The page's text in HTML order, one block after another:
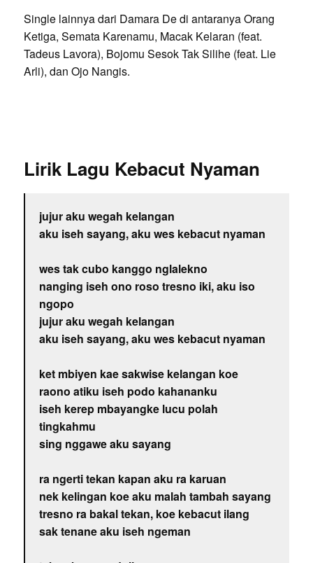
Single lainnya dari Damara De di antaranya Orang
Ketiga, Semata Karenamu, Macak Kelaran (feat.
Tadeus Lavora), Bojomu Sesok Tak Silihe (feat. Lie
Arli), dan Ojo Nangis.
Lirik Lagu Kebacut Nyaman
jujur aku wegah kelangan
aku iseh sayang, aku wes kebacut nyaman
wes tak cubo kanggo nglalekno
nanging iseh ono roso tresno iki, aku iso
ngopo
jujur aku wegah kelangan
aku iseh sayang, aku wes kebacut nyaman
ket mbiyen kae sakwise kelangan koe
raono atiku iseh podo kahananku
iseh kerep mbayangke lucu polah
tingkahmu
sing nggawe aku sayang
ra ngerti tekan kapan aku ra karuan
nek kelingan koe aku malah tambah sayang
tresno ra bakal tekan, koe kebacut ilang
sak tenane aku iseh ngeman